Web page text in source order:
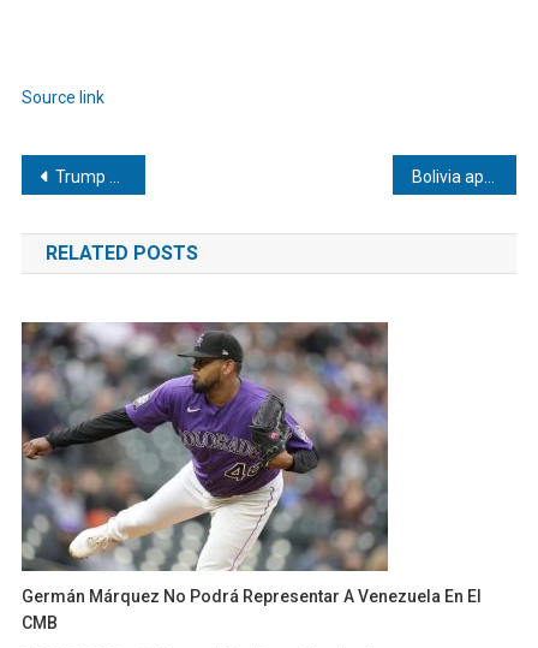
Source link
Navegación
de
entradas
Trump anuncia el plan para el aniversario 250 de Estados Unidos
RELATED POSTS
Germán Márquez No Podrá Representar A Venezuela En El
CMB